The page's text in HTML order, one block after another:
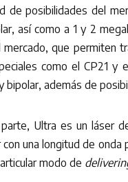
de posibilidades del
así como a 1 y 2
que permiten
como el CP21 y
bipolar, además de
Ultra es un láser
con una longitud de
modo de